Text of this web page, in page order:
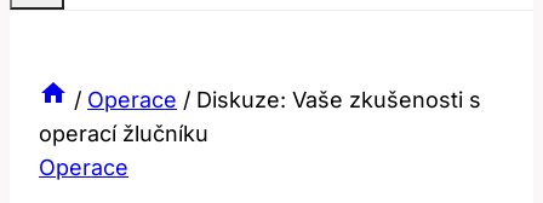
/ Operace / Diskuze: Vaše zkušenosti s
operací žlučníku
Operace